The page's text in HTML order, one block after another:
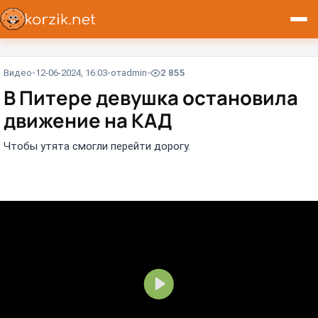
Видео 12-06-2024, 16:03 отadmin 2 855
В Питере девушка остановила
движение на КАД
Чтобы утята смогли перейти дорогу.
В